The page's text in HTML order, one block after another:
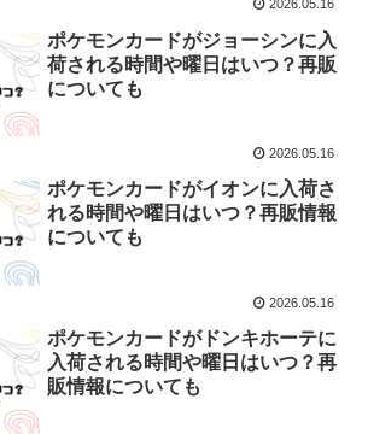
2026.05.16
ポケモンカードがジョーシンに入
荷される時間や曜日はいつ？再販
についても
2026.05.16
ポケモンカードがイオンに入荷さ
れる時間や曜日はいつ？再販情報
についても
2026.05.16
ポケモンカードがドンキホーテに
入荷される時間や曜日はいつ？再
販情報についても